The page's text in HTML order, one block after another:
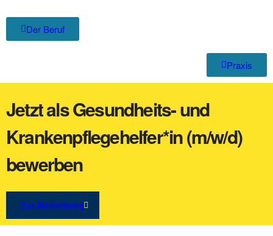
Der Beruf
Praxis
Jetzt als Gesundheits- und
Krankenpflegehelfer*in (m/w/d)
bewerben
Zur Bewerbung